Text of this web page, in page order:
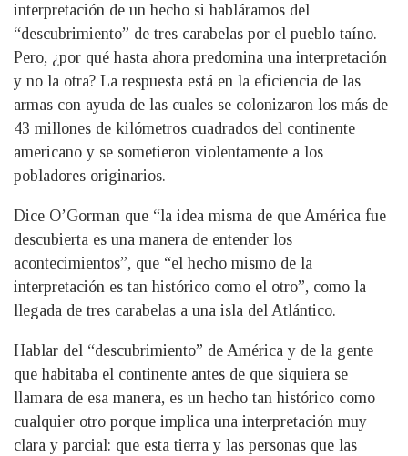
interpretación de un hecho si habláramos del
“descubrimiento” de tres carabelas por el pueblo taíno.
Pero, ¿por qué hasta ahora predomina una interpretación
y no la otra? La respuesta está en la eficiencia de las
armas con ayuda de las cuales se colonizaron los más de
43 millones de kilómetros cuadrados del continente
americano y se sometieron violentamente a los
pobladores originarios.
Dice O’Gorman que “la idea misma de que América fue
descubierta es una manera de entender los
acontecimientos”, que “el hecho mismo de la
interpretación es tan histórico como el otro”, como la
llegada de tres carabelas a una isla del Atlántico.
Hablar del “descubrimiento” de América y de la gente
que habitaba el continente antes de que siquiera se
llamara de esa manera, es un hecho tan histórico como
cualquier otro porque implica una interpretación muy
clara y parcial: que esta tierra y las personas que las